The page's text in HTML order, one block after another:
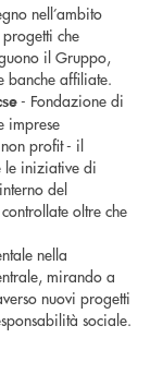
nell’ambito
che
il Gruppo,
banche affiliate.
- Fondazione di
imprese
profit - il
le iniziative di
del
oltre che
nella
mirando a
nuovi progetti
sociale.